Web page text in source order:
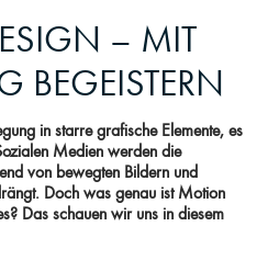
– MIT
BEGEISTERN
in starre grafische Elemente, es
Medien werden die
von bewegten Bildern und
Doch was genau ist Motion
Das schauen wir uns in diesem